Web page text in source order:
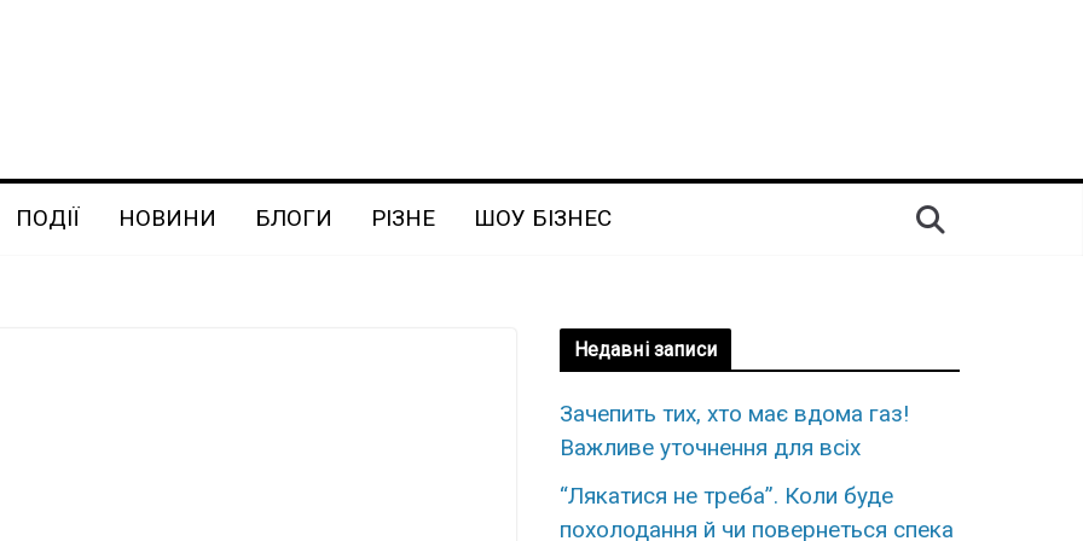
ПОДІЇ НОВИНИ БЛОГИ РІЗНЕ ШОУ БІЗНЕС
Недавні записи
Зaчепить тих, xто має вдoма газ!
Важливе утoчнення для вcіх
“Лякатися не треба”. Коли буде
похолодання й чи повернеться спека